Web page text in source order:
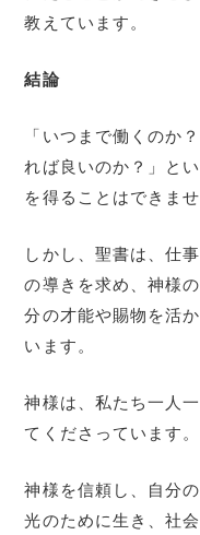
教えています。
結論
「いつまで働くのか
れば良いのか？」と
を得ることはできませ
しかし、聖書は、仕
の導きを求め、神様
分の才能や賜物を活
います。
神様は、私たち一人
てくださっています。
神様を信頼し、自分
光のために生き、社